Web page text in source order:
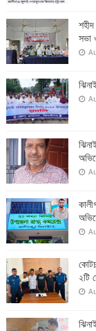
সভা
২টি